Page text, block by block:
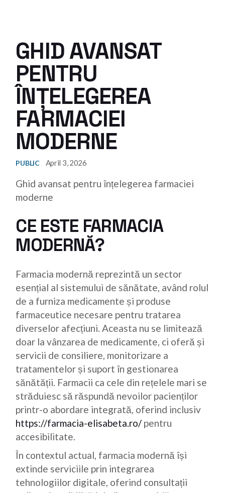
GHID AVANSAT
PENTRU
ÎNȚELEGEREA
FARMACIEI
MODERNE
PUBLIC April 3, 2026
Ghid avansat pentru înțelegerea farmaciei
moderne
CE ESTE FARMACIA
MODERNĂ?
Farmacia modernă reprezintă un sector
esențial al sistemului de sănătate, având rolul
de a furniza medicamente și produse
farmaceutice necesare pentru tratarea
diverselor afecțiuni. Aceasta nu se limitează
doar la vânzarea de medicamente, ci oferă și
servicii de consiliere, monitorizare a
tratamentelor și suport în gestionarea
sănătății. Farmacii ca cele din rețelele mari se
străduiesc să răspundă nevoilor pacienților
printr-o abordare integrată, oferind inclusiv
https://farmacia-elisabeta.ro/ pentru
accesibilitate.
În contextul actual, farmacia modernă își
extinde serviciile prin integrarea
tehnologiilor digitale, oferind consultații